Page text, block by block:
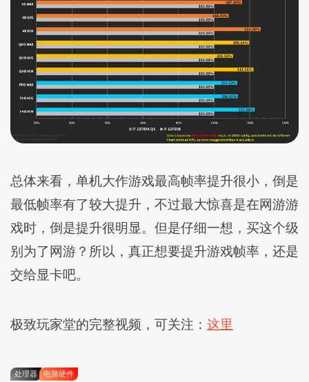
总体来看，单机大作游戏最高帧率提升很小，倒是
最低帧率有了较大提升，不过最大惊喜是在网游游
戏时，倒是提升很明显。但是仔细一想，买这个级
别为了网游？所以，真正想要提升游戏帧率，还是
交给显卡吧。
极致玩家堂的完整视频，可关注： 这里
处理器 电脑硬件